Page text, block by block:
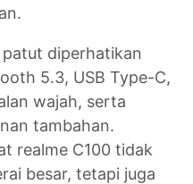
diperhatikan
5.3, USB Type-C,
wajah, serta
tambahan.
realme C100 tidak
besar, tetapi juga